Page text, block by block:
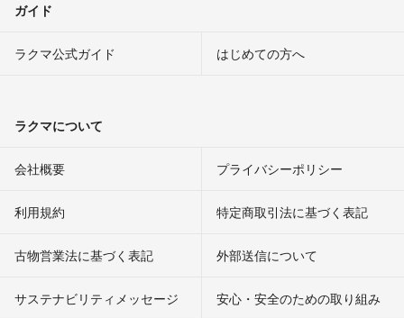
ガイド
ラクマ公式ガイド はじめての方へ
ラクマについて
会社概要 プライバシーポリシー
利用規約 特定商取引法に基づく表記
古物営業法に基づく表記 外部送信について
サステナビリティメッセージ 安心・安全のための取り組み